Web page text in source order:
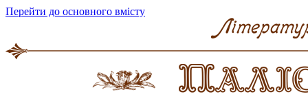
Перейти до основного вмісту